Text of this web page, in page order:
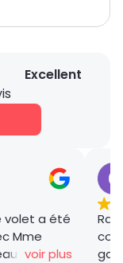
Excellent
volet a été
Mme
de
voir plus